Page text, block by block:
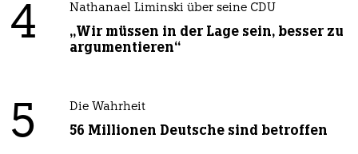
4 Nathanael Liminski über seine CDU
„Wir müssen in der Lage sein, besser zu
argumentieren“
5 Die Wahrheit
56 Millionen Deutsche sind betroffen